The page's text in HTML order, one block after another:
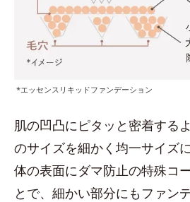
*エッセンスリキッドファンデーション
肌の凹凸にピタッと密着する
のサイズを細かく均一サイズ
体の表面にダマ防止の特殊コ
とで、細かい部分にもファン